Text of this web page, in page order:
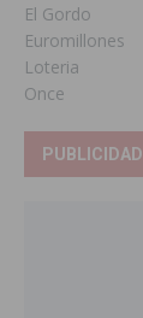
El Gordo
Euromillones
Loteria
Once
PUBLICIDAD